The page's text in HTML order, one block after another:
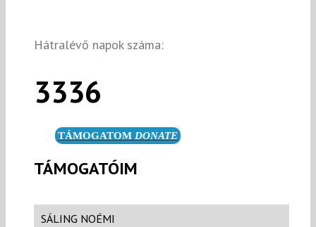
Hátralévő napok száma:
3336
TÁMOGATOM DONATE
TÁMOGATÓIM
SÁLING NOÉMI